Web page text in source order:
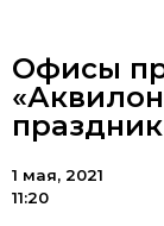
Офисы
1 мая, 2021
11:20